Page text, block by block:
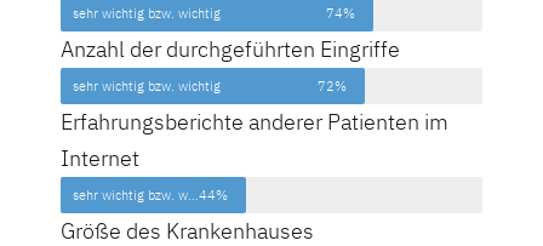
sehr wichtig bzw. wichtig 74%
Anzahl der durchgeführten Eingriffe
sehr wichtig bzw. wichtig 72%
Erfahrungsberichte anderer Patienten im
Internet
sehr wichtig bzw. wichtig44%
Größe des Krankenhauses